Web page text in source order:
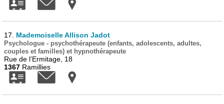
17. Mademoiselle Allison Jadot
Psychologue - psychothérapeute (enfants, adolescents, adultes,
couples et familles) et hypnothérapeute
Rue de l’Ermitage, 18
1367 Ramillies